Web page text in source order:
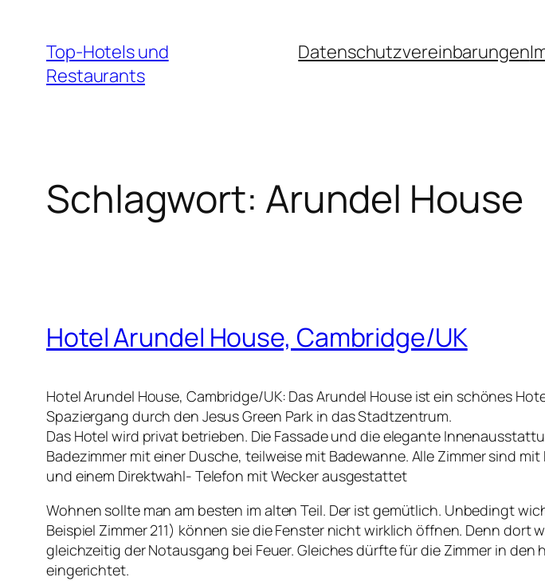
Inhalt
springen
Top-Hotels und
Restaurants
Datenschutzvereinbarungen
Schlagwort: Arundel House
Hotel Arundel House, Cambridge/UK
Hotel Arundel House, Cambridge/UK: Das Arundel House ist ein schönes
Spaziergang durch den Jesus Green Park in das Stadtzentrum.
Das Hotel wird privat betrieben. Die Fassade und die elegante
Badezimmer mit einer Dusche, teilweise mit Badewanne. Alle Zimmer sind
und einem Direktwahl- Telefon mit Wecker ausgestattet
Wohnen sollte man am besten im alten Teil. Der ist gemütlich. Unbedingt
Beispiel Zimmer 211) können sie die Fenster nicht wirklich öffnen. Denn dort
gleichzeitig der Notausgang bei Feuer. Gleiches dürfte für die Zimmer in
eingerichtet.